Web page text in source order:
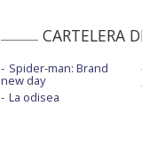
CARTELERA
Spider-man: Brand
new day
La odisea